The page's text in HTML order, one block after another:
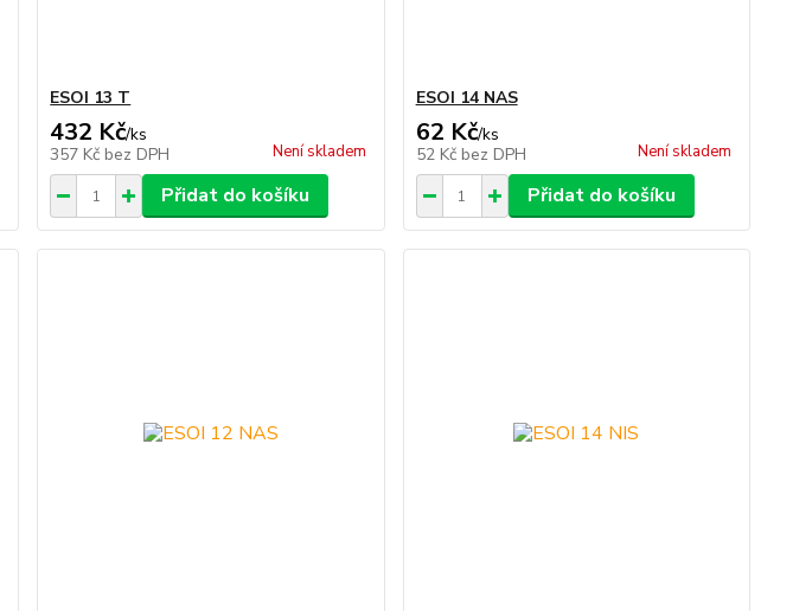
ESOI 13 T
432 Kč/ks
357 Kč bez DPH Není skladem
Přidat do košíku
ESOI 14 NAS
62 Kč/ks
52 Kč bez DPH Není skladem
Přidat do košíku